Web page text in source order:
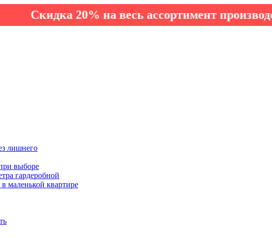
Скидка 20% на весь ассортимент
лишнего
выборе
гардеробной
маленькой квартире